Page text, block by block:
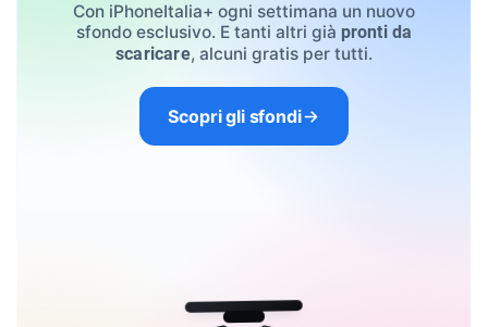
Con iPhoneItalia+ ogni settimana un nuovo
sfondo esclusivo. E tanti altri già pronti da
scaricare, alcuni gratis per tutti.
Scopri gli sfondi